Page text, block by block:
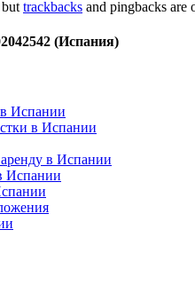
trackbacks and pingbacks are
(Испания)
Испании
в Испании
в Испании
Испании